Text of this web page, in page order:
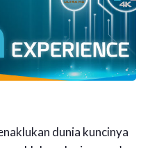
dunia kuncinya